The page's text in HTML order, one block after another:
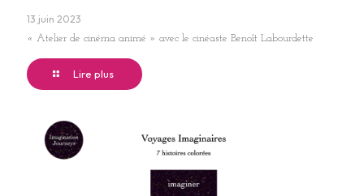
13 juin 2023
« Atelier de cinéma animé » avec le cinéaste Benoît Labourdette
Lire plus